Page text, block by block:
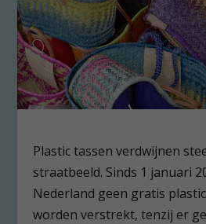
Plastic tassen verdwijnen
straatbeeld. Sinds 1 januari
Nederland geen gratis
worden verstrekt, tenzij er